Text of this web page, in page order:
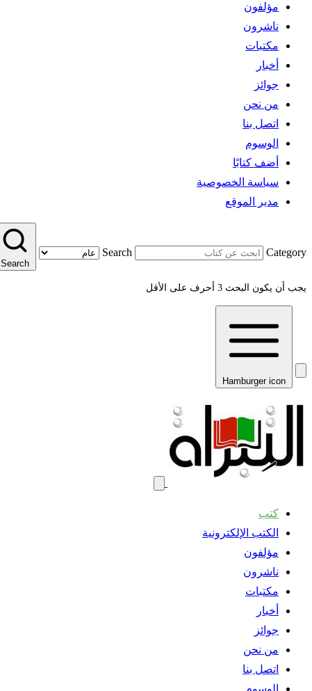
مؤلفون
ناشرون
مكتبات
أخبار
جوائز
من نحن
اتصل بنا
الوسوم
أضف كتابًا
سياسة الخصوصية
مدير الموقع
Search Category
Search
يجب أن يكون البحث 3 أحرف على الأقل
Hamburger icon
كتب
الكتب الإلكترونية
مؤلفون
ناشرون
مكتبات
أخبار
جوائز
من نحن
اتصل بنا
الوسوم